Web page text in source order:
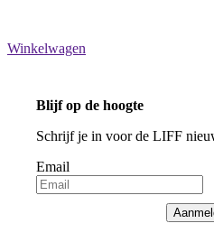
Winkelwagen
Blijf op de hoogte
Schrijf je in voor de LIFF
Email